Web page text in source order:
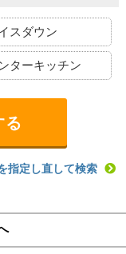
スダウン
ターキッチン
指定し直して検索